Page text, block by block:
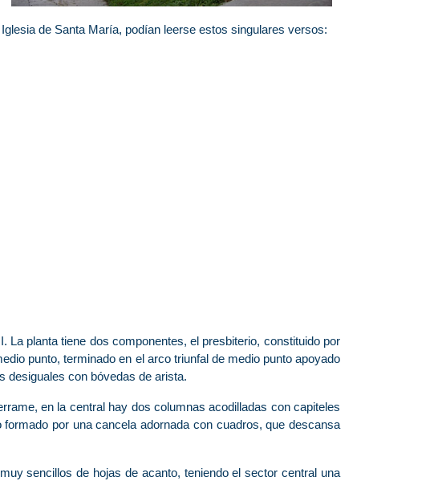
de Santa María, podían leerse estos singulares versos:
planta tiene dos componentes, el presbiterio, constituido por
punto, terminado en el arco triunfal de medio punto apoyado
desiguales con bóvedas de arista.
en la central hay dos columnas acodilladas con capiteles
por una cancela adornada con cuadros, que descansa
sencillos de hojas de acanto, teniendo el sector central una